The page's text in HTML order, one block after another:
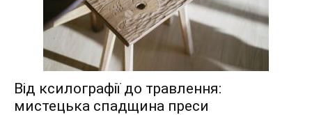
Від ксилографії до травлення:
мистецька спадщина преси